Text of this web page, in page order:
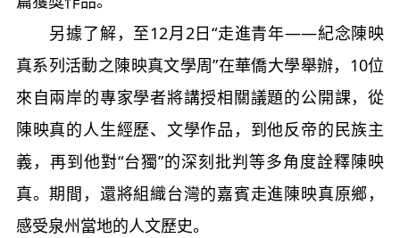
另據了解，至12月2日“走進青年——紀念陳映
真系列活動之陳映真文學周”在華僑大學舉辦，10位
來自兩岸的專家學者將講授相關議題的公開課，從
陳映真的人生經歷、文學作品，到他反帝的民族主
義，再到他對“台獨”的深刻批判等多角度詮釋陳映
真。期間，還將組織台灣的嘉賓走進陳映真原鄉，
感受泉州當地的人文歷史。